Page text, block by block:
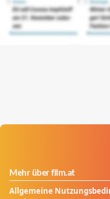
Mehr über film.at
Allgemeine